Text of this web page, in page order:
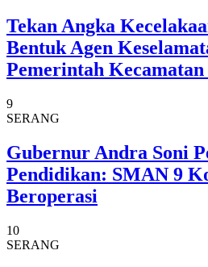
Tekan Angka
Bentuk Agen
Pemerintah
9
SERANG
Gubernur Andra Soni
Pendidikan: SMAN 9
Beroperasi
10
SERANG